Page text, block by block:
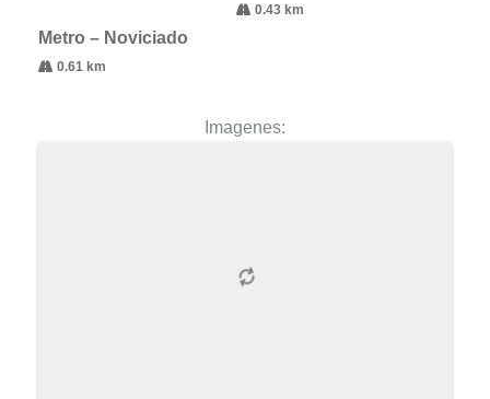
0.43 km
Metro – Noviciado
0.61 km
Imagenes: